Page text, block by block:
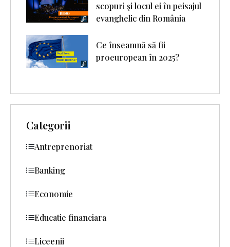
scopuri şi locul ei în peisajul
evanghelic din România
Ce înseamnă să fii
proeuropean în 2025?
Categorii
Antreprenoriat
Banking
Economie
Educatie financiara
Liceenii